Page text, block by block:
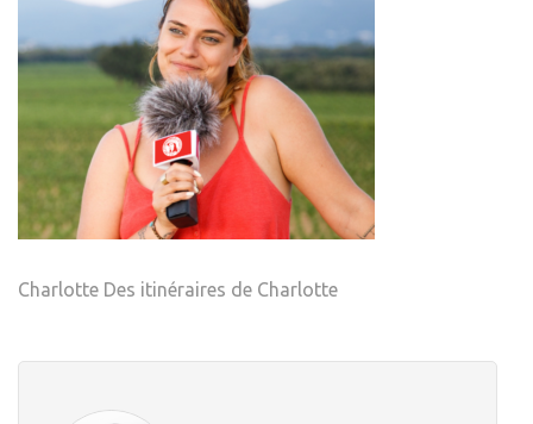
Charlotte Des itinéraires de Charlotte